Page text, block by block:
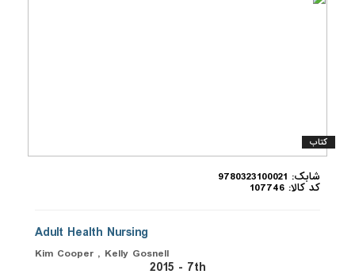
کتاب
شابک: 9780323100021
کد کالا: 107746
Adult Health Nursing
Kim Cooper , Kelly Gosnell
2015 - 7th